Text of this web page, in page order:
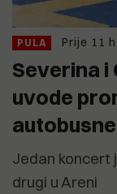
PULA Prije 11 h
Severina i
uvode
Jedan koncert
drugi u Areni